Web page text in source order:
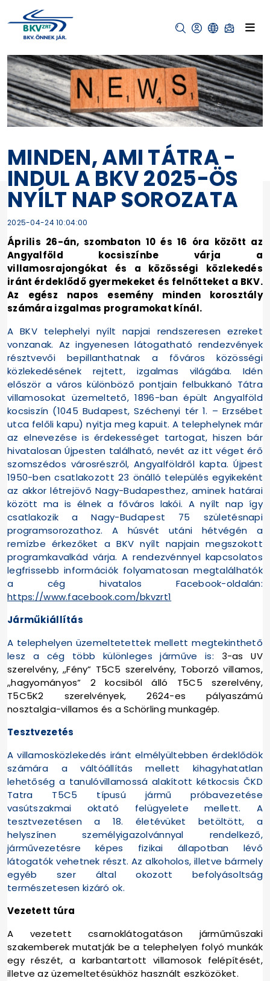
MINDEN, AMI TÁTRA -
INDUL A BKV 2025-ÖS
NYÍLT NAP SOROZATA
2025-04-24 10:04:00
Április 26-án, szombaton 10 és 16 óra között az
Angyalföld kocsiszínbe várja a
villamosrajongókat és a közösségi közlekedés
iránt érdeklődő gyermekeket és felnőtteket a BKV.
Az egész napos esemény minden korosztály
számára izgalmas programokat kínál.
A BKV telephelyi nyílt napjai rendszeresen ezreket
vonzanak. Az ingyenesen látogatható rendezvények
résztvevői bepillanthatnak a főváros közösségi
közlekedésének rejtett, izgalmas világába. Idén
először a város különböző pontjain felbukkanó Tátra
villamosokat üzemeltető, 1896-ban épült Angyalföld
kocsiszín (1045 Budapest, Széchenyi tér 1. – Erzsébet
utca felőli kapu) nyitja meg kapuit. A telephelynek már
az elnevezése is érdekességet tartogat, hiszen bár
hivatalosan Újpesten található, nevét az itt véget érő
szomszédos városrészről, Angyalföldről kapta. Újpest
1950-ben csatlakozott 23 önálló település egyikeként
az akkor létrejövő Nagy-Budapesthez, aminek határai
között ma is élnek a főváros lakói. A nyílt nap így
csatlakozik a Nagy-Budapest 75 születésnapi
programsorozathoz. A húsvét utáni hétvégén a
remízbe érkezőket a BKV nyílt napjain megszokott
programkavalkád várja. A rendezvénnyel kapcsolatos
legfrissebb információk folyamatosan megtalálhatók
a cég hivatalos Facebook-oldalán:
https://www.facebook.com/bkvzrt1
Járműkiállítás
A telephelyen üzemeltetettek mellett megtekinthető
lesz a cég több különleges járműve is: 3-as UV
szerelvény, „Fény” T5C5 szerelvény, Toborzó villamos,
„hagyományos” 2 kocsiból álló T5C5 szerelvény,
T5C5K2 szerelvények, 2624-es pályaszámú
nosztalgia-villamos és a Schörling munkagép.
Tesztvezetés
A villamosközlekedés iránt elmélyültebben érdeklődök
számára a váltóállítás mellett kihagyhatatlan
lehetőség a tanulóvillamossá alakított kétkocsis ČKD
Tatra T5C5 típusú jármű próbavezetése
vasútszakmai oktató felügyelete mellett. A
tesztvezetésen a 18. életévüket betöltött, a
helyszínen személyigazolvánnyal rendelkező,
járművezetésre képes fizikai állapotban lévő
látogatók vehetnek részt. Az alkoholos, illetve bármely
egyéb szer által okozott befolyásoltság
természetesen kizáró ok.
Vezetett túra
A vezetett csarnoklátogatáson járműműszaki
szakemberek mutatják be a telephelyen folyó munkák
egy részét, a karbantartott villamosok felépítését,
illetve az üzemeltetésükhöz használt eszközöket.